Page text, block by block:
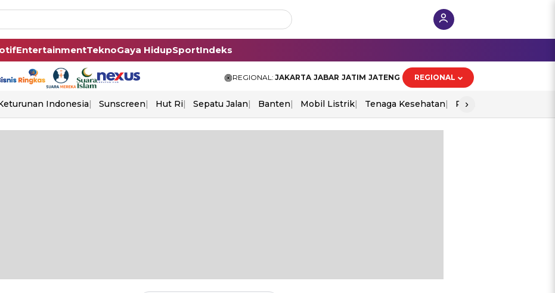
EntertainmentTeknoGaya HidupSportIndeks
REGIONAL: JAKARTA JABAR JATIM JATENG REGIONAL
Indonesia Sunscreen Hut Ri Sepatu Jalan Banten Mobil Listrik Tenaga Kesehatan Perang As-Iran
›